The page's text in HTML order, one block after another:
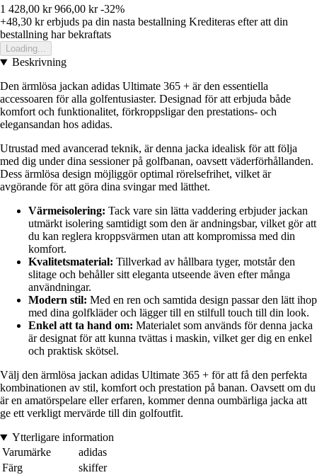
1 428,00 kr 966,00 kr -32%
+48,30 krerbjuds pa din nasta bestallning Krediteras efter att din
bestallning har bekraftats
Loading...
Beskrivning
Den ärmlösa jackan adidas Ultimate 365 + är den essentiella
accessoaren för alla golfentusiaster. Designad för att erbjuda både
komfort och funktionalitet, förkroppsligar den prestations- och
elegansandan hos adidas.
Utrustad med avancerad teknik, är denna jacka idealisk för att följa
med dig under dina sessioner på golfbanan, oavsett väderförhållanden.
Dess ärmlösa design möjliggör optimal rörelsefrihet, vilket är
avgörande för att göra dina svingar med lätthet.
Värmeisolering: Tack vare sin lätta vaddering erbjuder jackan
utmärkt isolering samtidigt som den är andningsbar, vilket gör att
du kan reglera kroppsvärmen utan att kompromissa med din
komfort.
Kvalitetsmaterial: Tillverkad av hållbara tyger, motstår den
slitage och behåller sitt eleganta utseende även efter många
användningar.
Modern stil: Med en ren och samtida design passar den lätt ihop
med dina golfkläder och lägger till en stilfull touch till din look.
Enkel att ta hand om: Materialet som används för denna jacka
är designat för att kunna tvättas i maskin, vilket ger dig en enkel
och praktisk skötsel.
Välj den ärmlösa jackan adidas Ultimate 365 + för att få den perfekta
kombinationen av stil, komfort och prestation på banan. Oavsett om du
är en amatörspelare eller erfaren, kommer denna oumbärliga jacka att
ge ett verkligt mervärde till din golfoutfit.
Ytterligare information
Varumärke
adidas
Färg
skiffer